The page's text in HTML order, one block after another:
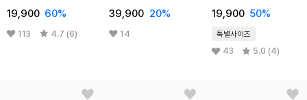
19,900 60%
113 4.7 (6)
39,900 20%
14
19,900 50%
특별사이즈
43 5.0 (4)